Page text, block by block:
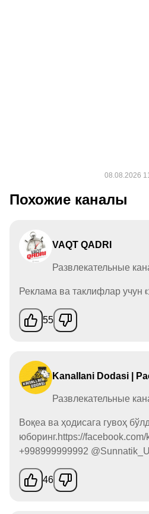
Похожие каналы
VAQT QADRI
Развлекательные
Реклама ва таклифлар учун
55
Kanallani Dodasi |
Развлекательные
Воқеа ва ҳодисага гувоҳ
юборинг.https://
+998999999992
46